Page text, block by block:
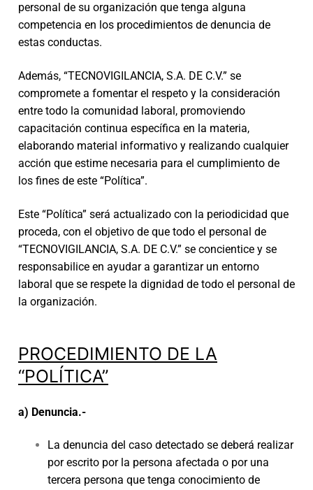
personal de su organización que tenga alguna
competencia en los procedimientos de denuncia de
estas conductas.
Además, “TECNOVIGILANCIA, S.A. DE C.V.” se
compromete a fomentar el respeto y la consideración
entre todo la comunidad laboral, promoviendo
capacitación continua específica en la materia,
elaborando material informativo y realizando cualquier
acción que estime necesaria para el cumplimiento de
los fines de este “Política”.
Este “Política” será actualizado con la periodicidad que
proceda, con el objetivo de que todo el personal de
“TECNOVIGILANCIA, S.A. DE C.V.” se concientice y se
responsabilice en ayudar a garantizar un entorno
laboral que se respete la dignidad de todo el personal de
la organización.
PROCEDIMIENTO DE LA
“POLÍTICA”
a) Denuncia.-
La denuncia del caso detectado se deberá realizar
por escrito por la persona afectada o por una
tercera persona que tenga conocimiento de